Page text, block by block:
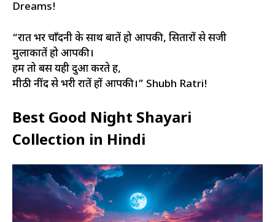
Dreams!
“रात भर चाँदनी के साथ बातें हो आपकी, सितारों से सजी
मुलाकातें हो आपकी।
हम तो बस यही दुआ करते हैं,
मीठी नींद से भरी रातें हों आपकी।” Shubh Ratri!
Best Good Night Shayari
Collection in Hindi